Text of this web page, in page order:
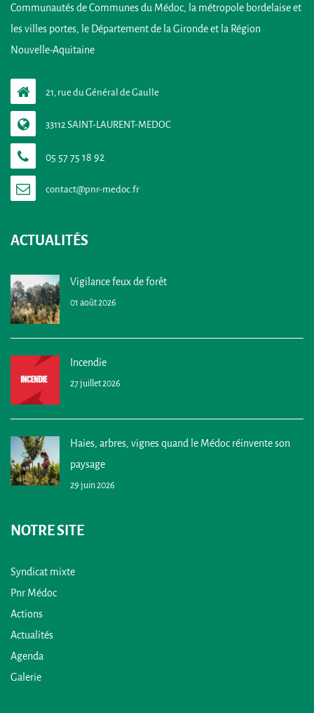
Communautés de Communes du Médoc, la métropole bordelaise et
les villes portes, le Département de la Gironde et la Région
Nouvelle-Aquitaine
21, rue du Général de Gaulle
33112 SAINT-LAURENT-MEDOC
05 57 75 18 92
ACTUALITÉS
Vigilance feux de forêt
01 août 2026
Incendie
27 juillet 2026
Haies, arbres, vignes quand le Médoc réinvente son
paysage
29 juin 2026
NOTRE SITE
Syndicat mixte
Pnr Médoc
Actions
Actualités
Agenda
Galerie